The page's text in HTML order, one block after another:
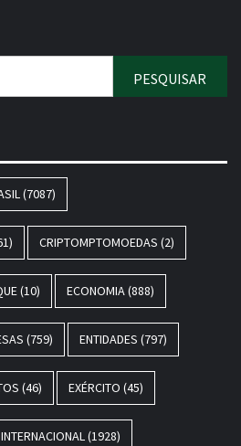
(7087)
CRIPTOMPTOMOEDAS (2)
(10) ECONOMIA(888)
(759) ENTIDADES (797)
(46) EXÉRCITO (45)
INTERNACIONAL(1928)